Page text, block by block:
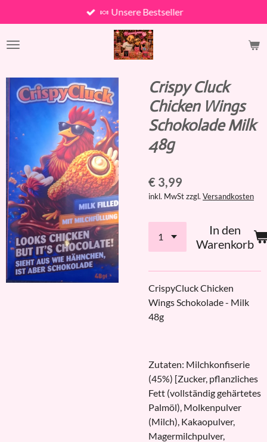
Hauptinhalt
springen
🍬 Unsere Bestseller
Crispy Cluck
Chicken Wings
Schokolade Milk
48g
€ 3,99
inkl. MwSt zzgl. Versandkosten
In den
Warenkorb
CrispyCluck Chicken
Wings Schokolade - Milk
48g
Zutaten: Milchkonfiserie
(45%) [Zucker, pflanzliches
Fett (vollständig gehärtetes
Palmöl), Molkenpulver
(Milch), Kakaopulver,
Magermilchpulver,